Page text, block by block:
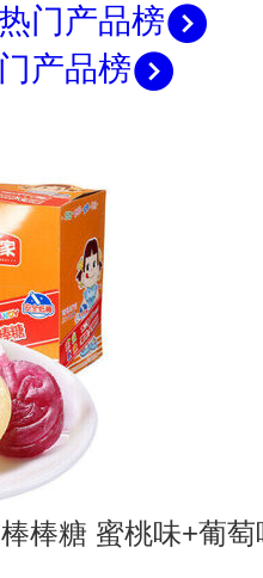
门产品榜
产品榜
棒糖 蜜桃味+葡